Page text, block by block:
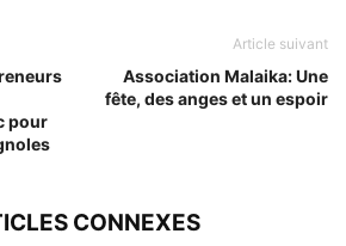
pour
Article suivant
Association Malaika: Une
fête, des anges et un espoir
CONNEXES